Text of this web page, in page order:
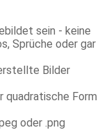
sein - keine
Sprüche oder gar
Bilder
quadratische Form
oder .png